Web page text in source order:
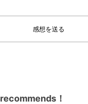
感想を送る
！